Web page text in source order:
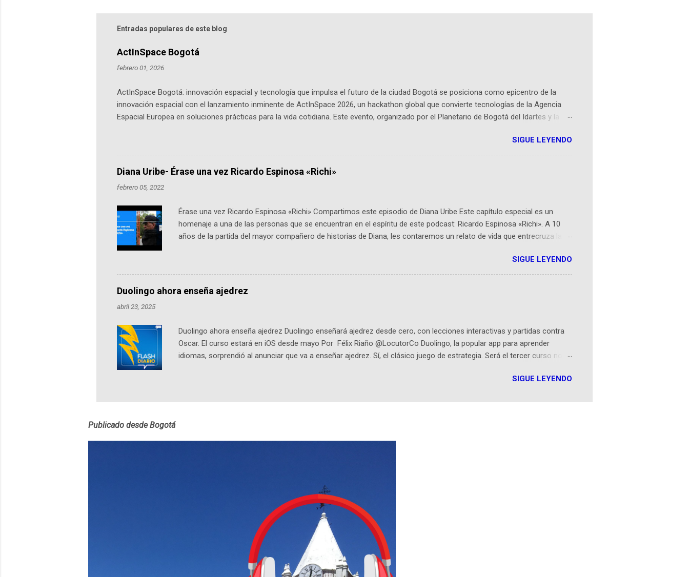
Entradas populares de este blog
ActInSpace Bogotá
febrero 01, 2026
ActInSpace Bogotá: innovación espacial y tecnología que impulsa el futuro de la ciudad Bogotá se posiciona como epicentro de la
innovación espacial con el lanzamiento inminente de ActInSpace 2026, un hackathon global que convierte tecnologías de la Agencia
Espacial Europea en soluciones prácticas para la vida cotidiana. Este evento, organizado por el Planetario de Bogotá del Idartes y la
emprendedores y estudiantes. Qué es ActInSpace y por qué importa en Bogotá ActInSpace es una competencia mundial que opera en
más de 60 ciudades, donde participantes tienen 24 horas para idear startups basadas en tecnologías espaciales como satélites y
datos orbitales. En Bogotá, arranca con un evento gratuito el 30 de enero a las 10:00 a. m. en el Planetario (calle 26B #5-93), in...
SIGUE LEYENDO
Diana Uribe- Érase una vez Ricardo Espinosa «Richi»
febrero 05, 2022
Érase una vez Ricardo Espinosa «Richi» Compartimos este episodio de Diana Uribe Este capítulo especial es un
homenaje a una de las personas que se encuentran en el espíritu de este podcast: Ricardo Espinosa «Richi». A 10
años de la partida del mayor compañero de historias de Diana, les contaremos un relato de vida que entrecruza la
podcast, de dónde viene "la fuerza poderosa", del relato viviente que encarna una joven librera de Barichara y de
nuestro protagonista: un personaje de gabán y sombrero que parecía sacado directamente de una novela de espías
Notas del episodio: -La colección Ricardo Espinosa: los cómics, las novelas y los libros reunidos por Richi hoy se
pueden consultar en la Biblioteca Luis Ángel Arango ¡Síguenos en nuestras Redes Sociales! Facebook:
SIGUE LEYENDO
Duolingo ahora enseña ajedrez
abril 23, 2025
Duolingo ahora enseña ajedrez Duolingo enseñará ajedrez desde cero, con lecciones interactivas y partidas contra
Oscar. El curso estará en iOS desde mayo Por Félix Riaño @LocutorCo Duolingo, la popular app para aprender
idiomas, sorprendió al anunciar que va a enseñar ajedrez. Sí, el clásico juego de estrategia. Será el tercer curso no
estará disponible primero en inglés. Los usuarios aprenderán desde lo más básico, como mover un alfil, hasta jugar
personajes simpáticos y ayudas visuales. ¿Será posible que una app que antes nos enseñó francés, ahora nos
SIGUE LEYENDO
Publicado desde Bogotá